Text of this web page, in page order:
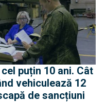
vehiculează 12
de sancțiuni